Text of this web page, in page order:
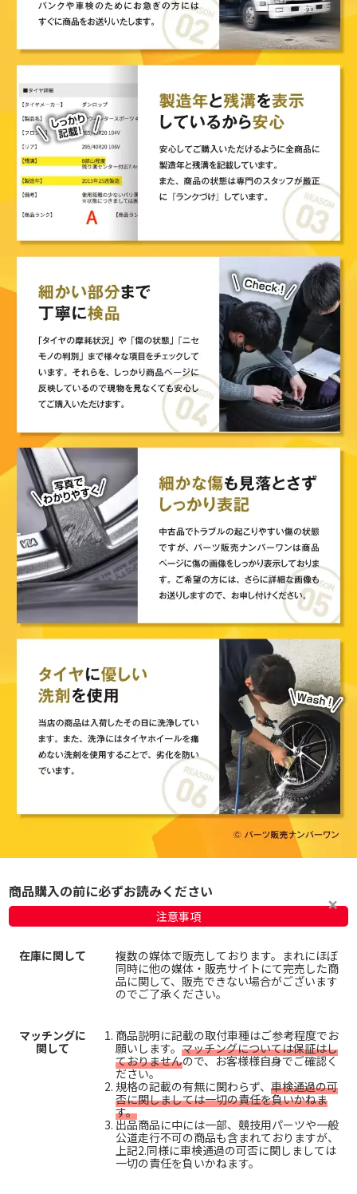
商品購入の前に必ずお読みください
注意事項
在庫に関して
複数の媒体で販売しております。まれにほぼ
同時に他の媒体・販売サイトにて完売した商
品に関して、販売できない場合がございます
のでご了承ください。
マッチングに
関して
商品説明に記載の取付車種はご参考程度でお
願いします。 マッチングについては保証はし
ておりませんので、お客様様自身でご確認く
ださい。
規格の記載の有無に関わらず、 車検通過の可
否に関しましては一切の責任を負いかねま
す。
出品商品に中には一部、競技用パーツや一般
公道走行不可の商品も含まれておりますが、
上記2.同様に車検通過の可否に関しましては
一切の責任を負いかねます。